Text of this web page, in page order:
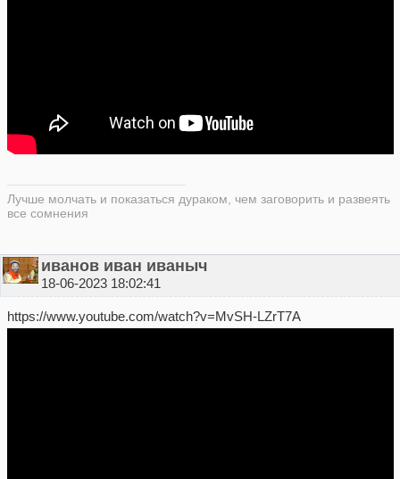
Лучше молчать и показаться дураком, чем заговорить и развеять
все сомнения
иванов иван иваныч
18-06-2023 18:02:41
https://www.youtube.com/watch?v=MvSH-LZrT7A